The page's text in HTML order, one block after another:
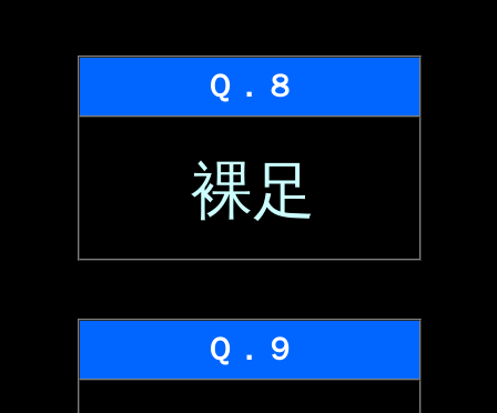
Ｑ．８
裸足
Ｑ．９